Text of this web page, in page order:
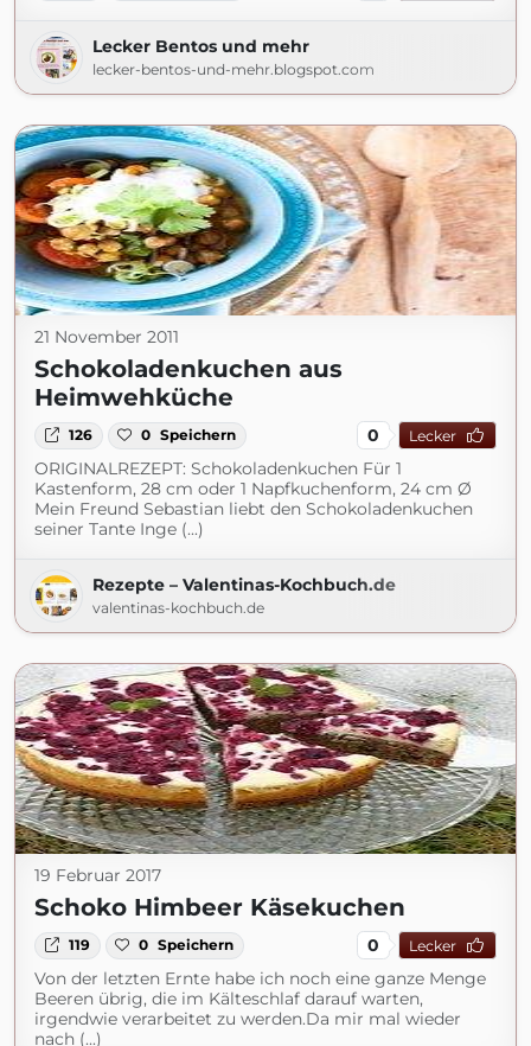
Lecker Bentos und mehr
lecker-bentos-und-mehr.blogspot.com
21 November 2011
Schokoladenkuchen aus
Heimwehküche
126 0 Speichern 0 Lecker
ORIGINALREZEPT: Schokoladenkuchen Für 1
Kastenform, 28 cm oder 1 Napfkuchenform, 24 cm Ø
Mein Freund Sebastian liebt den Schokoladenkuchen
seiner Tante Inge (...)
Rezepte – Valentinas-Kochbuch.de
valentinas-kochbuch.de
19 Februar 2017
Schoko Himbeer Käsekuchen
119 0 Speichern 0 Lecker
Von der letzten Ernte habe ich noch eine ganze Menge
Beeren übrig, die im Kälteschlaf darauf warten,
irgendwie verarbeitet zu werden.Da mir mal wieder
nach (...)